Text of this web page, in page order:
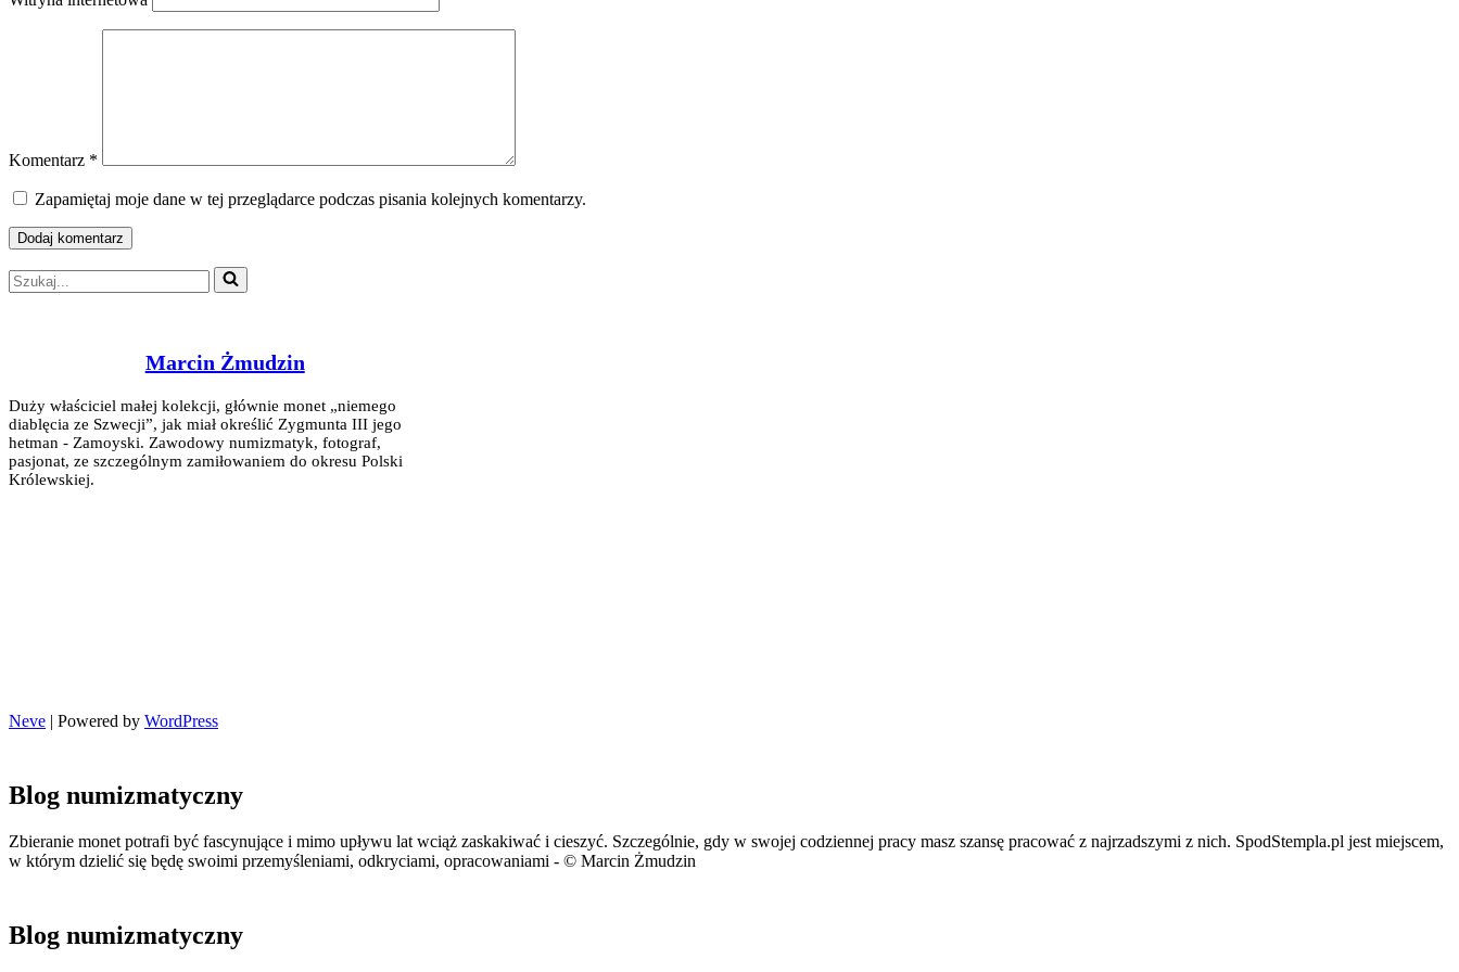
Komentarz *
Zapamiętaj moje dane w tej przeglądarce podczas pisania kolejnych komentarzy.
Szukaj...
Marcin Żmudzin
Duży właściciel małej kolekcji, głównie monet „niemego
diablęcia ze Szwecji”, jak miał określić Zygmunta III jego
hetman - Zamoyski. Zawodowy numizmatyk, fotograf,
pasjonat, ze szczególnym zamiłowaniem do okresu Polski
Królewskiej.
Neve | Powered by WordPress
Blog numizmatyczny
Zbieranie monet potrafi być fascynujące i mimo upływu lat wciąż zaskakiwać i cieszyć. Szczególnie, gdy w swojej codziennej pracy masz szansę pracować z najrzadszymi z nich. SpodStempla.pl jest miejscem,
w którym dzielić się będę swoimi przemyśleniami, odkryciami, opracowaniami - © Marcin Żmudzin
Blog numizmatyczny